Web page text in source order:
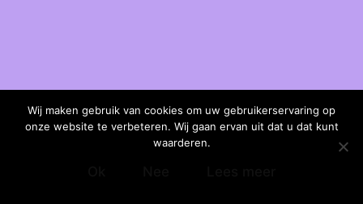
Wij maken gebruik van cookies om uw gebruikerservaring op
onze website te verbeteren. Wij gaan ervan uit dat u dat kunt
waarderen.